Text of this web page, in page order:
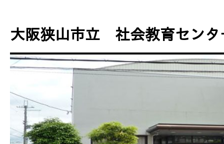
テ
ン
へ
ス
プ
大阪狭山市立 社会教育センタ